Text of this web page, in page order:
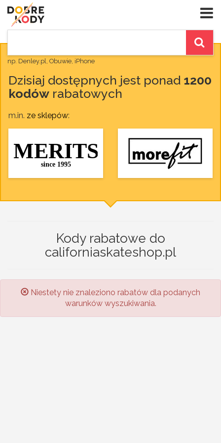
np. Denley.pl, Obuwie, iPhone
Dzisiaj dostępnych jest ponad 1200
kodów rabatowych
m.in. ze sklepów:
Kody rabatowe do
californiaskateshop.pl
Niestety nie znaleziono rabatów dla podanych
warunków wyszukiwania.